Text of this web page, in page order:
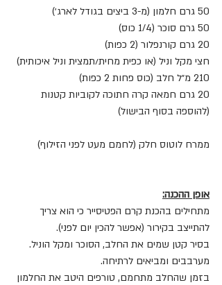
50 גרם חלמון (מ-3 ביצים בגודל לארג׳)
50 גרם סוכר (1/4 כוס)
20 גרם קורנפלור (2 כפות)
חצי מקל וניל (או כפית מחית/תמצית וניל איכותית)
210 מ״ל חלב (כוס פחות 2 כפות)
20 גרם חמאה קרה חתוכה לקוביות קטנות
(להוספה בסוף הבישול)
ממרח לוטוס חלק (לחמם מעט לפני הזילוף)
אופן ההכנה:
מתחילים בהכנת קרם הפטיסייר כי הוא צריך
להתייצב בקירור (אפשר להכין יום לפני).
בסיר קטן שמים את החלב, הסוכר ומקל הוניל.
מערבבים ומביאים לרתיחה.
בזמן שהחלב מתחמם, טורפים היטב את החלמון